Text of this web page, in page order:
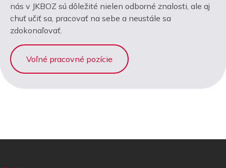
nás v JKBOZ sú dôležité nielen odborné znalosti, ale aj
chuť učiť sa, pracovať na sebe a neustále sa
zdokonaľovať.
Voľné pracovné pozície